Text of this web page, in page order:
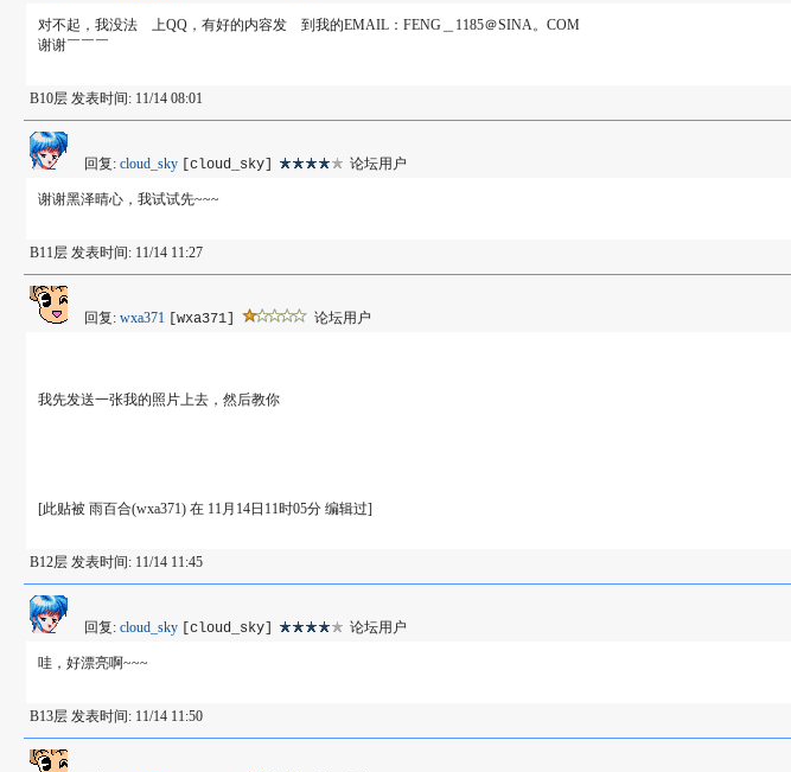
对不起，我没法 上QQ，有好的内容发 到我的EMAIL：FENG＿1185＠SINA。COM
谢谢￣￣￣
B10层 发表时间: 11/14 08:01
回复: cloud_sky [cloud_sky] 论坛用户
谢谢黑泽晴心，我试试先~~~
B11层 发表时间: 11/14 11:27
回复: wxa371 [wxa371] 论坛用户
我先发送一张我的照片上去，然后教你
[此贴被 雨百合(wxa371) 在 11月14日11时05分 编辑过]
B12层 发表时间: 11/14 11:45
回复: cloud_sky [cloud_sky] 论坛用户
哇，好漂亮啊~~~
B13层 发表时间: 11/14 11:50